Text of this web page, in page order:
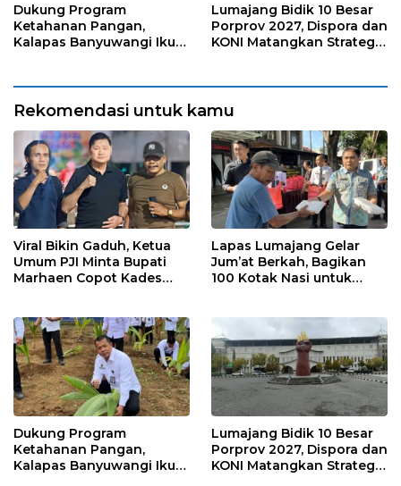
Dukung Program
Ketahanan Pangan,
Kalapas Banyuwangi Ikuti
Ngajum
Lumajang Bidik 10 Besar
Porprov 2027, Dispora dan
KONI Matangkan Strategi
Rekomendasi untuk kamu
Viral Bikin Gaduh, Ketua
Umum PJI Minta Bupati
Marhaen Copot Kades
Lapas Lumajang Gelar
Jum’at Berkah, Bagikan
100 Kotak Nasi untuk
Dukung Program
Ketahanan Pangan,
Kalapas Banyuwangi Ikuti
Lumajang Bidik 10 Besar
Porprov 2027, Dispora dan
KONI Matangkan Strategi